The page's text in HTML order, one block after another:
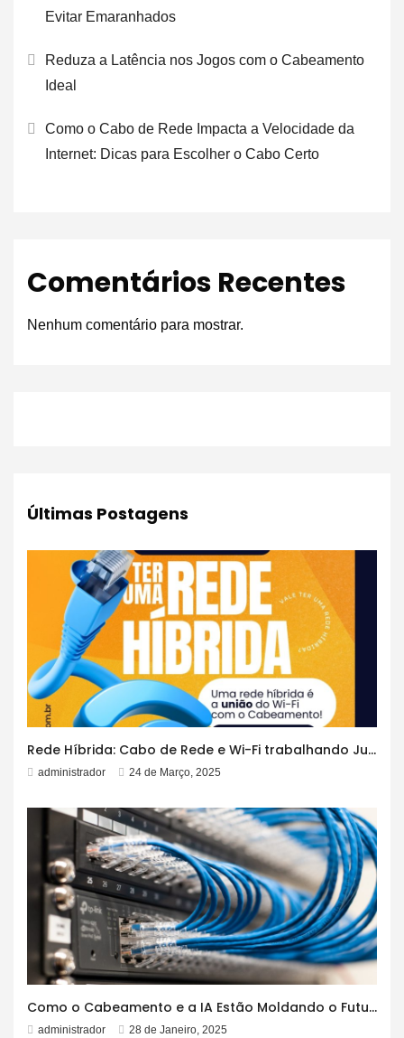
Evitar Emaranhados
Reduza a Latência nos Jogos com o Cabeamento
Ideal
Como o Cabo de Rede Impacta a Velocidade da
Internet: Dicas para Escolher o Cabo Certo
Comentários Recentes
Nenhum comentário para mostrar.
Últimas Postagens
Rede Híbrida: Cabo de Rede e Wi-Fi trabalhando Juntos!
administrador 24 de Março, 2025
Como o Cabeamento e a IA Estão Moldando o Futuro
administrador 28 de Janeiro, 2025